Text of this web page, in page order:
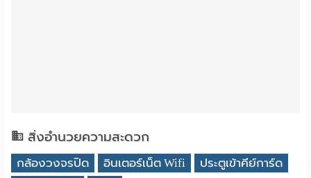
สิ่งอำนวยความสะดวก
กล้องวงจรปิด อินเตอร์เน็ต Wifi
ประตูเข้าคีย์การ์ด